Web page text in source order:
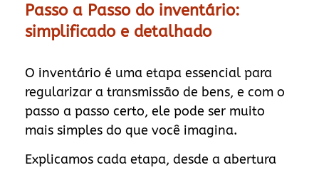
Passo a Passo do inventário:
simplificado e detalhado
O inventário é uma etapa essencial para
regularizar a transmissão de bens, e com o
passo a passo certo, ele pode ser muito
mais simples do que você imagina.
Explicamos cada etapa, desde a abertura